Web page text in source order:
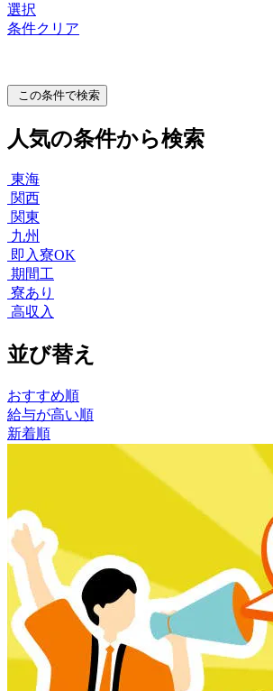
選択
条件クリア
この条件で検索
人気の条件から検索
東海
関西
関東
九州
即入寮OK
期間工
寮あり
高収入
並び替え
おすすめ順
給与が高い順
新着順